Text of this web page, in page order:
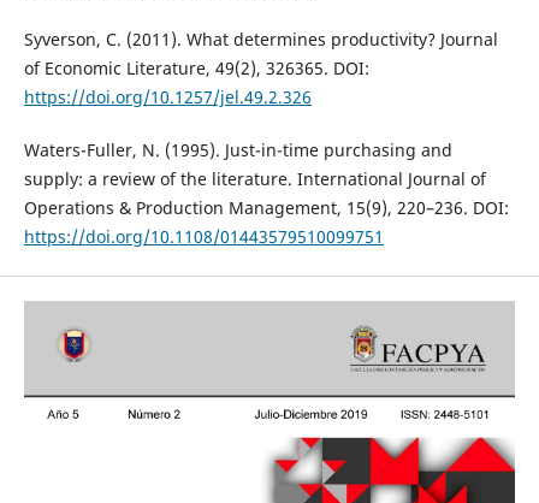
Syverson, C. (2011). What determines productivity? Journal
of Economic Literature, 49(2), 326365. DOI:
https://doi.org/10.1257/jel.49.2.326
Waters-Fuller, N. (1995). Just-in-time purchasing and
supply: a review of the literature. International Journal of
Operations & Production Management, 15(9), 220–236. DOI:
https://doi.org/10.1108/01443579510099751